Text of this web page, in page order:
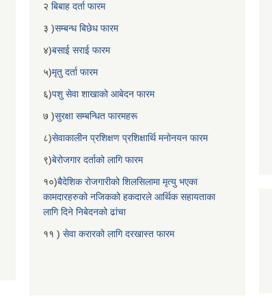
२ बिबाह दर्ता फारम
३ )सम्बन्ध बिछेध फारम
४)बसाई सराई फारम
५)मृतु दर्ता फारम
६)पशु सेवा शाखाको आबेदन फारम
७ )सुरक्षा सम्बन्धित फारमहरू
८)सेवाकालीन प्रशिक्षण प्रशिक्षार्थि मनोनयन फारम
९)बेरोजगार दर्ताको लागि फारम
१०)बैदेशिक रोजगारीको शिलसिलामा मृत्यु भएका
कामदारहरुको नजिकको हकदारले आर्थिक सहायताका
लागि दिने निबेदनको ढांचा
११ ) सेवा करारको लागि दरखास्त फारम